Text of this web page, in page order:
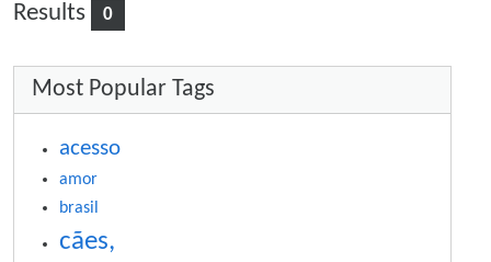
Results 0
More content and functionality (right
Most Popular Tags
acesso
amor
brasil
cães,